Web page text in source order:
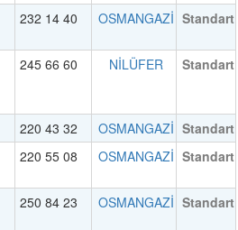
232 14 40 OSMANGAZİ Standart
245 66 60 NİLÜFER Standart
220 43 32 OSMANGAZİ Standart
220 55 08 OSMANGAZİ Standart
250 84 23 OSMANGAZİ Standart